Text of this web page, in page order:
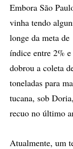
Embora São
vinha tendo
longe da meta
índice entre 2%
dobrou a coleta
toneladas para
tucana, sob
recuo no último
Atualmente, um